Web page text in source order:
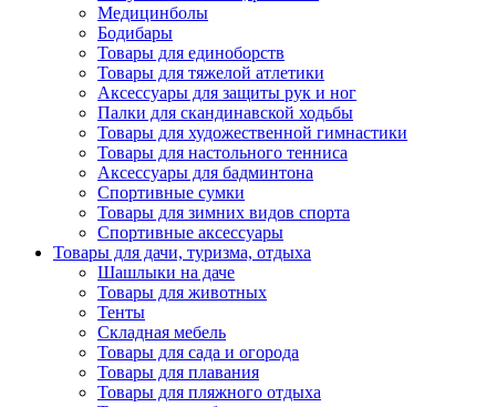
Медицинболы
Бодибары
Товары для единоборств
Товары для тяжелой атлетики
Аксессуары для защиты рук и ног
Палки для скандинавской ходьбы
Товары для художественной гимнастики
Товары для настольного тенниса
Аксессуары для бадминтона
Спортивные сумки
Товары для зимних видов спорта
Спортивные аксессуары
Товары для дачи, туризма, отдыха
Шашлыки на даче
Товары для животных
Тенты
Складная мебель
Товары для сада и огорода
Товары для плавания
Товары для пляжного отдыха